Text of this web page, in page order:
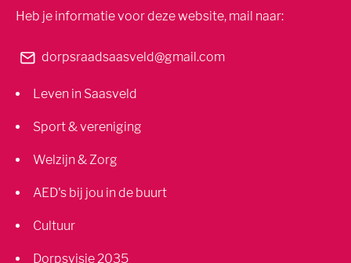
Heb je informatie voor deze website, mail naar:
dorpsraadsaasveld@gmail.com
Leven in Saasveld
Sport & vereniging
Welzijn & Zorg
AED's bij jou in de buurt
Cultuur
Dorpsvisie 2035